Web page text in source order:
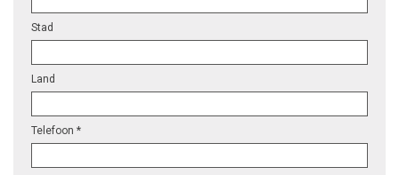
Stad
Land
Telefoon *